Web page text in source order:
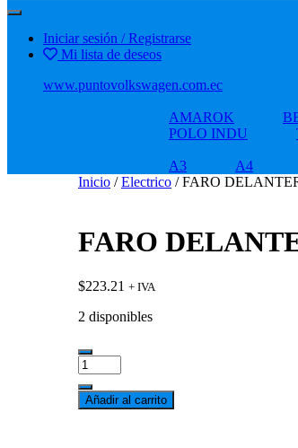
Iniciar sesión / Registrarse
Mi lista de deseos
www.puntovolkswagen.com.ec
AMAROK
POLO INDU
A3 A4
Inicio /Electrico / FARO
FARO
$223.21 + IVA
2 disponibles
FARO
DELANTERO
VW
JETTA
Añadir al carrito